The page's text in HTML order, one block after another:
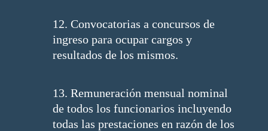
12. Convocatorias a concursos de
ingreso para ocupar cargos y
resultados de los mismos.
13. Remuneración mensual nominal
de todos los funcionarios incluyendo
todas las prestaciones en razón de los